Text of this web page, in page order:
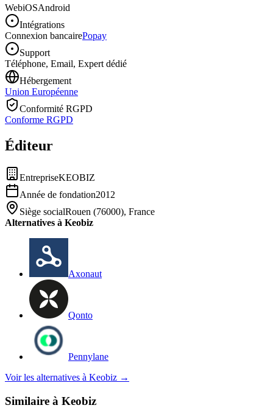
WebiOSAndroid
Intégrations
Connexion bancairePopay
Support
Téléphone, Email, Expert dédié
Hébergement
Union Européenne
Conformité RGPD
Conforme RGPD
Éditeur
EntrepriseKEOBIZ
Année de fondation2012
Siège socialRouen (76000), France
Alternatives à Keobiz
Axonaut
Qonto
Pennylane
Voir les alternatives à Keobiz →
Similaire à Keobiz